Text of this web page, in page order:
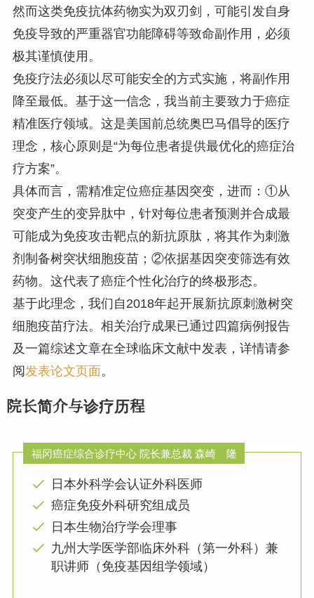
然而这类免疫抗体药物实为双刃剑，可能引发自身
免疫导致的严重器官功能障碍等致命副作用，必须
极其谨慎使用。
免疫疗法必须以尽可能安全的方式实施，将副作用
降至最低。基于这一信念，我当前主要致力于癌症
精准医疗领域。这是美国前总统奥巴马倡导的医疗
理念，核心原则是“为每位患者提供最优化的癌症治
疗方案”。
具体而言，需精准定位癌症基因突变，进而：①从
突变产生的变异肽中，针对每位患者预测并合成最
可能成为免疫攻击靶点的新抗原肽，将其作为刺激
剂制备树突状细胞疫苗；②依据基因突变筛选有效
药物。这代表了癌症个性化治疗的终极形态。
基于此理念，我们自2018年起开展新抗原刺激树突
细胞疫苗疗法。相关治疗成果已通过四篇病例报告
及一篇综述文章在全球临床文献中发表，详情请参
阅发表论文页面。
院长简介与诊疗历程
福冈癌症综合诊疗中心 院长兼总裁 森崎 隆
日本外科学会认证外科医师
癌症免疫外科研究组成员
日本生物治疗学会理事
九州大学医学部临床外科（第一外科）兼
职讲师（免疫基因组学领域）